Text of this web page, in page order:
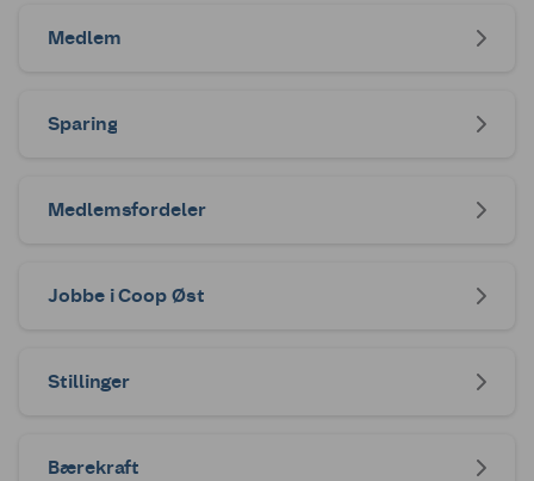
Medlem
Sparing
Medlemsfordeler
Jobbe i Coop Øst
Stillinger
Bærekraft